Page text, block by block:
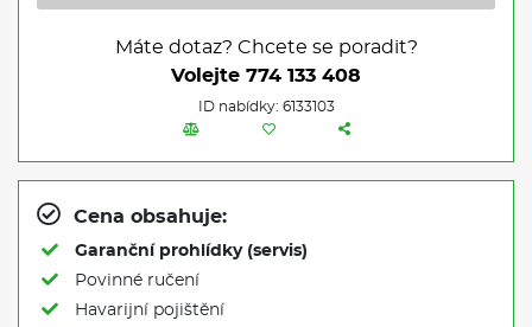
Máte dotaz? Chcete se poradit?
Volejte 774 133 408
ID nabídky: 6133103
Cena obsahuje:
Garanční prohlídky (servis)
Povinné ručení
Havarijní pojištění